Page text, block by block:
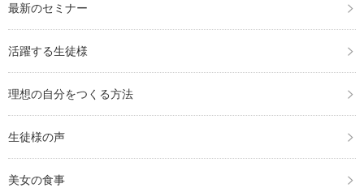
最新のセミナー
活躍する生徒様
理想の自分をつくる方法
生徒様の声
美女の食事